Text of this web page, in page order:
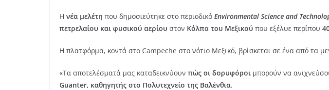
Η νέα μελέτη που δημοσιεύτηκε στο περιοδικό Environmental Science and
πετρελαίου και φυσικού αερίου στον Κόλπο του Μεξικού που εξέλυε περίπου
Η πλατφόρμα, κοντά στο Campeche στο νότιο Μεξικό, βρίσκεται σε ένα από τα
«Τα αποτελέσματά μας καταδεικνύουν πώς οι δορυφόροι μπορούν να
Guanter, καθηγητής στο Πολυτεχνείο της Βαλένθια.